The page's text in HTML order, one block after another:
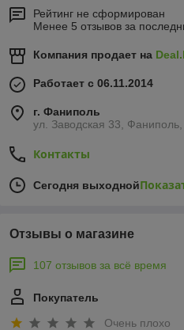
Рейтинг не сформирован
Менее 5 отзывов за
Компания продает на
Работает с 06.11.2014
г. Фаниполь
ул. Заводская 33,
Контакты
Сегодня выходной
Отзывы о магазине
107 отзывов за всё время
Покупатель
Очень плохо